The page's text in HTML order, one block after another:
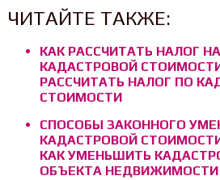
ЧИТАЙТЕ ТАКЖЕ:
КАК РАССЧИТАТЬ НАЛОГ
КАДАСТРОВОЙ
РАССЧИТАТЬ НАЛОГ ПО
СТОИМОСТИ
СПОСОБЫ ЗАКОННОГО
КАДАСТРОВОЙ
КАК УМЕНЬШИТЬ
ОБЪЕКТА НЕДВИЖИМОСТИ